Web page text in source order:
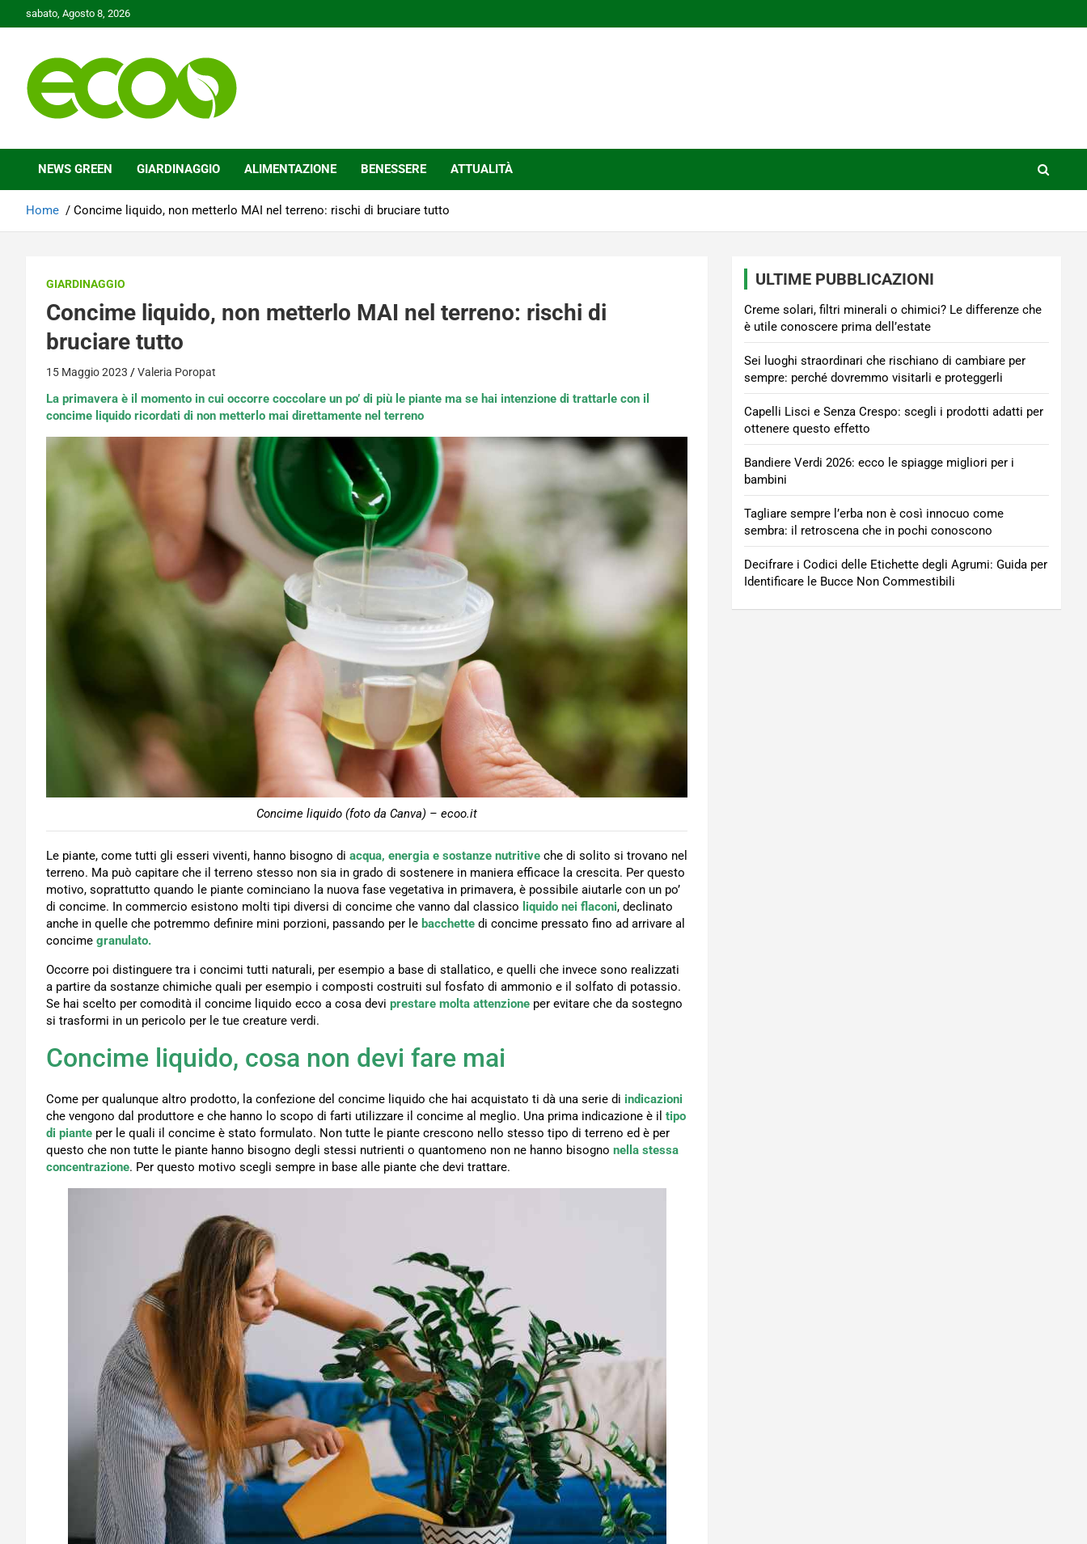
to
sabato, Agosto 8, 2026
Ecoo.it
NEWS GREEN GIARDINAGGIO ALIMENTAZIONE BENESSERE ATTUALITÀ
Home Concime liquido, non metterlo MAI nel terreno: rischi di bruciare tutto
GIARDINAGGIO
Concime liquido, non metterlo MAI nel terreno: rischi di
bruciare tutto
15 Maggio 2023 Valeria Poropat
La primavera è il momento in cui occorre coccolare un po’ di più le piante ma se hai intenzione di trattarle con il
concime liquido ricordati di non metterlo mai direttamente nel terreno
Concime liquido (foto da Canva) – ecoo.it
Le piante, come tutti gli esseri viventi, hanno bisogno di acqua, energia e sostanze nutritive che di solito si trovano nel
terreno. Ma può capitare che il terreno stesso non sia in grado di sostenere in maniera efficace la crescita. Per questo
motivo, soprattutto quando le piante cominciano la nuova fase vegetativa in primavera, è possibile aiutarle con un po’
di concime. In commercio esistono molti tipi diversi di concime che vanno dal classico liquido nei flaconi, declinato
anche in quelle che potremmo definire mini porzioni, passando per le bacchette di concime pressato fino ad arrivare al
concime granulato.
Occorre poi distinguere tra i concimi tutti naturali, per esempio a base di stallatico, e quelli che invece sono realizzati
a partire da sostanze chimiche quali per esempio i composti costruiti sul fosfato di ammonio e il solfato di potassio.
Se hai scelto per comodità il concime liquido ecco a cosa devi prestare molta attenzione per evitare che da sostegno
si trasformi in un pericolo per le tue creature verdi.
Concime liquido, cosa non devi fare mai
Come per qualunque altro prodotto, la confezione del concime liquido che hai acquistato ti dà una serie di indicazioni
che vengono dal produttore e che hanno lo scopo di farti utilizzare il concime al meglio. Una prima indicazione è il tipo
di piante per le quali il concime è stato formulato. Non tutte le piante crescono nello stesso tipo di terreno ed è per
questo che non tutte le piante hanno bisogno degli stessi nutrienti o quantomeno non ne hanno bisogno nella stessa
concentrazione. Per questo motivo scegli sempre in base alle piante che devi trattare.
ULTIME PUBBLICAZIONI
Creme solari, filtri minerali o chimici? Le differenze che
è utile conoscere prima dell’estate
Sei luoghi straordinari che rischiano di cambiare per
sempre: perché dovremmo visitarli e proteggerli
Capelli Lisci e Senza Crespo: scegli i prodotti adatti per
ottenere questo effetto
Bandiere Verdi 2026: ecco le spiagge migliori per i
bambini
Tagliare sempre l’erba non è così innocuo come
sembra: il retroscena che in pochi conoscono
Decifrare i Codici delle Etichette degli Agrumi: Guida per
Identificare le Bucce Non Commestibili